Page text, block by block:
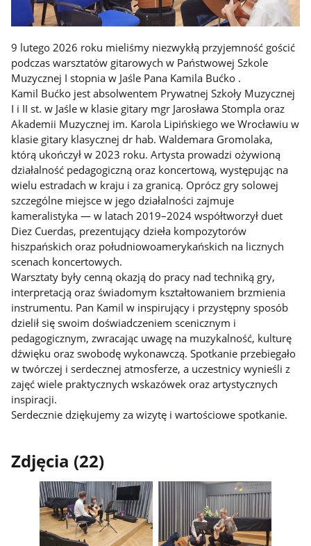
9 lutego 2026 roku mieliśmy niezwykłą przyjemność gościć
podczas warsztatów gitarowych w Państwowej Szkole
Muzycznej I stopnia w Jaśle Pana Kamila Bućko .
Kamil Bućko jest absolwentem Prywatnej Szkoły Muzycznej
I i II st. w Jaśle w klasie gitary mgr Jarosława Stompla oraz
Akademii Muzycznej im. Karola Lipińskiego we Wrocławiu w
klasie gitary klasycznej dr hab. Waldemara Gromolaka,
którą ukończył w 2023 roku. Artysta prowadzi ożywioną
działalność pedagogiczną oraz koncertową, występując na
wielu estradach w kraju i za granicą. Oprócz gry solowej
szczególne miejsce w jego działalności zajmuje
kameralistyka — w latach 2019–2024 współtworzył duet
Diez Cuerdas, prezentujący dzieła kompozytorów
hiszpańskich oraz południowoamerykańskich na licznych
scenach koncertowych.
Warsztaty były cenną okazją do pracy nad techniką gry,
interpretacją oraz świadomym kształtowaniem brzmienia
instrumentu. Pan Kamil w inspirujący i przystępny sposób
dzielił się swoim doświadczeniem scenicznym i
pedagogicznym, zwracając uwagę na muzykalność, kulturę
dźwięku oraz swobodę wykonawczą. Spotkanie przebiegało
w twórczej i serdecznej atmosferze, a uczestnicy wynieśli z
zajęć wiele praktycznych wskazówek oraz artystycznych
inspiracji.
Serdecznie dziękujemy za wizytę i wartościowe spotkanie.
Zdjęcia (22)